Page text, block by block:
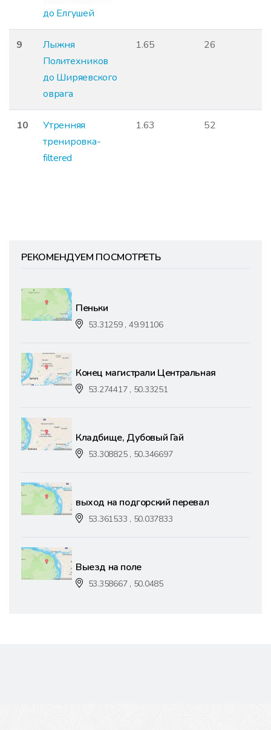
до Елгушей
9
Лыжня
Политехников
до Ширяевского
оврага
1.65 26
10
Утренняя
тренировка-
filtered
1.63 52
РЕКОМЕНДУЕМ ПОСМОТРЕТЬ
Пеньки
53.31259 , 49.91106
Конец магистрали Центральная
53.274417 , 50.33251
Кладбище, Дубовый Гай
53.308825 , 50.346697
выход на подгорский перевал
53.361533 , 50.037833
Выезд на поле
53.358667 , 50.0485